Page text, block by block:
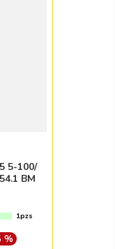
5-100/
BM
1pzs
%